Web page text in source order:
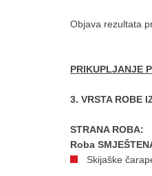
Objava rezultata
PRIKUPLJANJE
3. VRSTA ROBE
STRANA ROBA:
Roba
Skijaške